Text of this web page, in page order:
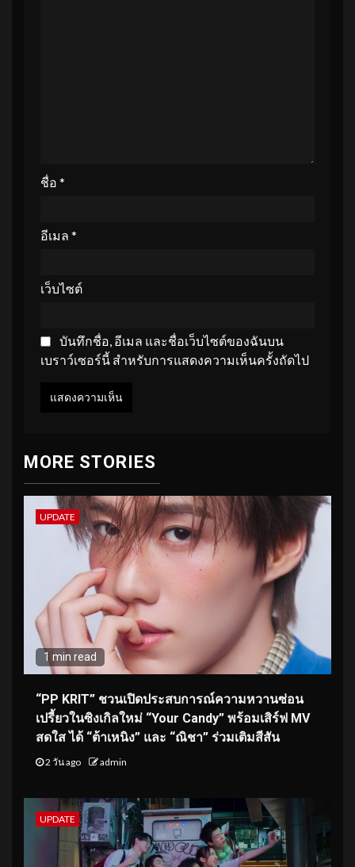
ชื่อ *
อีเมล *
เว็บไซต์
บันทึกชื่อ, อีเมล และชื่อเว็บไซต์ของฉันบน
เบราว์เซอร์นี้ สำหรับการแสดงความเห็นครั้งถัดไป
MORE STORIES
UPDATE
1 min read
“PP KRIT” ชวนเปิดประสบการณ์ความหวานซ่อน
เปรี้ยวในซิงเกิลใหม่ “Your Candy” พร้อมเสิร์ฟ MV
สดใส ได้ “ต้าเหนิง” และ “ณิชา” ร่วมเติมสีสัน
2 วัน ago admin
UPDATE